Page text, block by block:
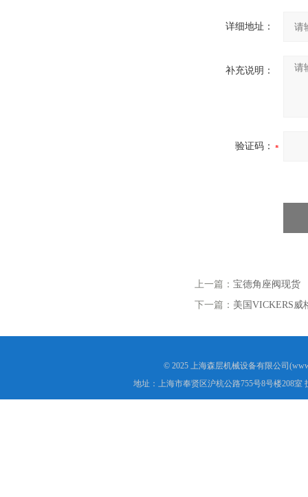
详细地址：
补充说明：
验证码：
上一篇： 宝德角座阀现货
下一篇： 美国VICKERS威
© 2025 上海森层机械设备有限公司
地址：上海市奉贤区沪杭公路755号8号楼208室